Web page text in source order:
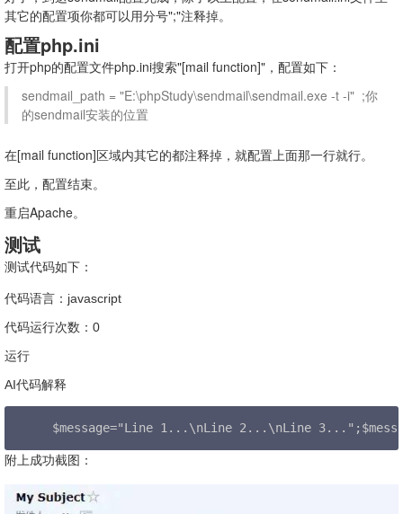
其它的配置项你都可以用分号";"注释掉。
配置php.ini
打开php的配置文件php.ini搜索"[mail function]"，配置如下：
sendmail_path = "E:\phpStudy\sendmail\sendmail.exe -t -i"  ;你
的sendmail安装的位置
在[mail function]区域内其它的都注释掉，就配置上面那一行就行。
至此，配置结束。
重启Apache。
测试
测试代码如下：
代码语言： javascript
代码运行次数：0
运行
AI代码解释
$message="Line 1...\nLine 2...\nLine
附上成功截图：